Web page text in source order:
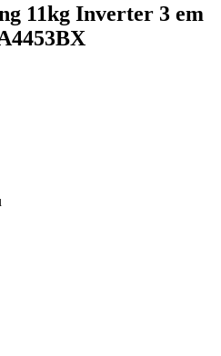
11kg Inverter 3 em